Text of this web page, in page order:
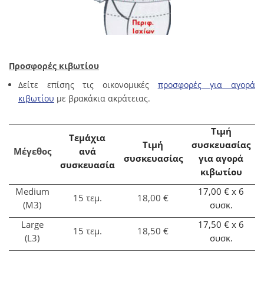
Προσφορές κιβωτίου
Δείτε επίσης τις οικονομικές προσφορές για αγορά
κιβωτίου με βρακάκια ακράτειας.
Μέγεθος
Τεμάχια
ανά
συσκευασία
Τιμή
συσκευασίας
Τιμή
συσκευασίας
για αγορά
κιβωτίου
Medium
(M3)
15 τεμ. 18,00 €
17,00 € x 6
συσκ.
Large
(L3)
15 τεμ. 18,50 €
17,50 € x 6
συσκ.